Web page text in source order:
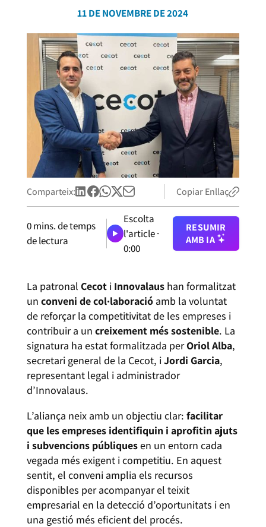
11 DE NOVEMBRE DE 2024
Comparteix: Copiar Enllaç
0mins. de temps
de lectura
Escolta
l'article ·
0:00
RESUMIR
AMB IA
La patronal Cecoti Innovalaushan formalitzat
un conveni de col·laboracióamb la voluntat
de reforçar la competitivitat de les empreses i
contribuir a un creixement més sostenible. La
signatura ha estat formalitzada perOriol Alba,
secretari general de la Cecot, iJordi Garcia,
representant legal i administrador
d’Innovalaus.
L’aliança neix amb un objectiu clar: facilitar
que les empreses identifiquin i aprofitin ajuts
i subvencions públiquesen un entorn cada
vegada més exigent i competitiu. En aquest
sentit, el conveni amplia els recursos
disponibles per acompanyar el teixit
empresarial en la detecció d’oportunitats i en
una gestió més eficient del procés.